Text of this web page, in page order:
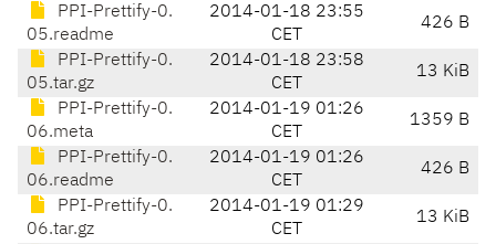
PPI-Prettify-0.
05.readme
2014-01-18 23:55
CET
426 B
PPI-Prettify-0.
05.tar.gz
2014-01-18 23:58
CET
13 KiB
PPI-Prettify-0.
06.meta
2014-01-19 01:26
CET
1359 B
PPI-Prettify-0.
06.readme
2014-01-19 01:26
CET
426 B
PPI-Prettify-0.
06.tar.gz
2014-01-19 01:29
CET
13 KiB